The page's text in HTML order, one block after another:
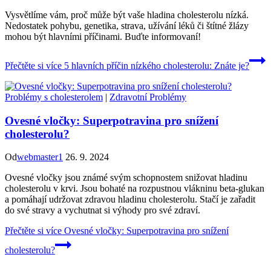
Vysvětlíme vám, proč může být vaše hladina cholesterolu nízká.
Nedostatek pohybu, genetika, strava, užívání léků či štítné žlázy
mohou být hlavními příčinami. Buďte informovaní!
Přečtěte si více 5 hlavních příčin nízkého cholesterolu: Znáte je?
Problémy s cholesterolem | Zdravotní Problémy
Ovesné vločky: Superpotravina pro snížení
cholesterolu?
Odwebmaster1 26. 9. 2024
Ovesné vločky jsou známé svým schopnostem snižovat hladinu
cholesterolu v krvi. Jsou bohaté na rozpustnou vlákninu beta-glukan
a pomáhají udržovat zdravou hladinu cholesterolu. Stačí je zařadit
do své stravy a vychutnat si výhody pro své zdraví.
Přečtěte si více Ovesné vločky: Superpotravina pro snížení
cholesterolu?